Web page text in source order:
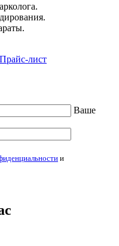
Прайс-лист
Ваше
и